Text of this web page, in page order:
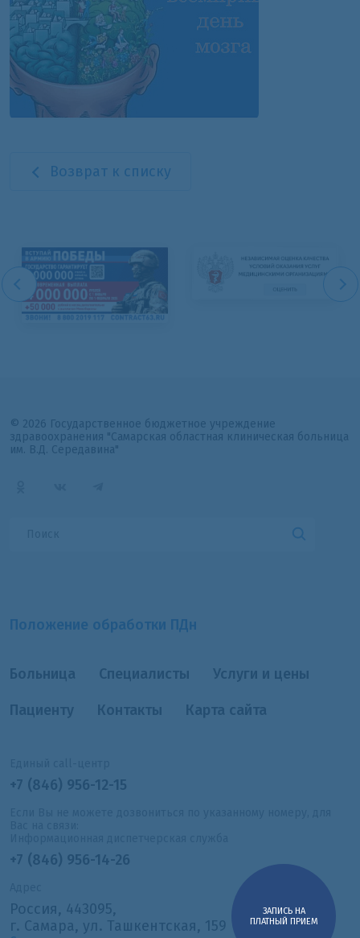
Возврат к списку
© 2026 Государственное бюджетное учреждение
здравоохранения "Самарская областная клиническая больница
им. В.Д. Середавина"
Положение обработки ПДн
Больница Специалисты Услуги и цены
Пациенту Контакты Карта сайта
+7 (846) 956-12-15
+7 (846) 956-14-26
Россия, 443095,
г. Самара, ул. Ташкентская, 159
ЗАПИСЬ НА
ПЛАТНЫЙ ПРИЕМ